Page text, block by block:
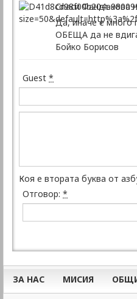
Спаси Фандъкова
Да, иначе е много
ОБЕЩА да не
Бойко Борисов
Guest *
Коя е втората буква от
Отговор: *
ЗА НАС МИСИЯ